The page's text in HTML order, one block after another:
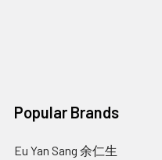
Popular Brands
Eu Yan Sang 余仁生